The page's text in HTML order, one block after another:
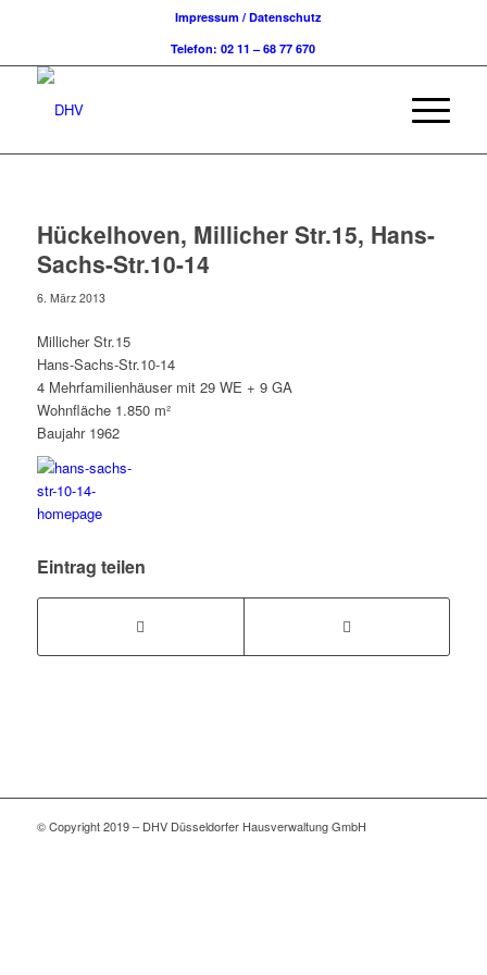
Impressum / Datenschutz
Telefon: 02 11 – 68 77 670
Hückelhoven, Millicher Str.15, Hans-
Sachs-Str.10-14
6. März 2013
Millicher Str.15
Hans-Sachs-Str.10-14
4 Mehrfamilienhäuser mit 29 WE + 9 GA
Wohnfläche 1.850 m²
Baujahr 1962
Eintrag teilen
© Copyright 2019 – DHV Düsseldorfer Hausverwaltung GmbH